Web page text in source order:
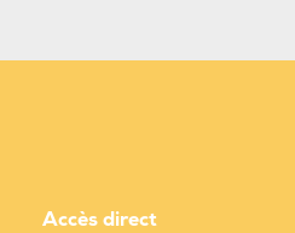
Accès direct